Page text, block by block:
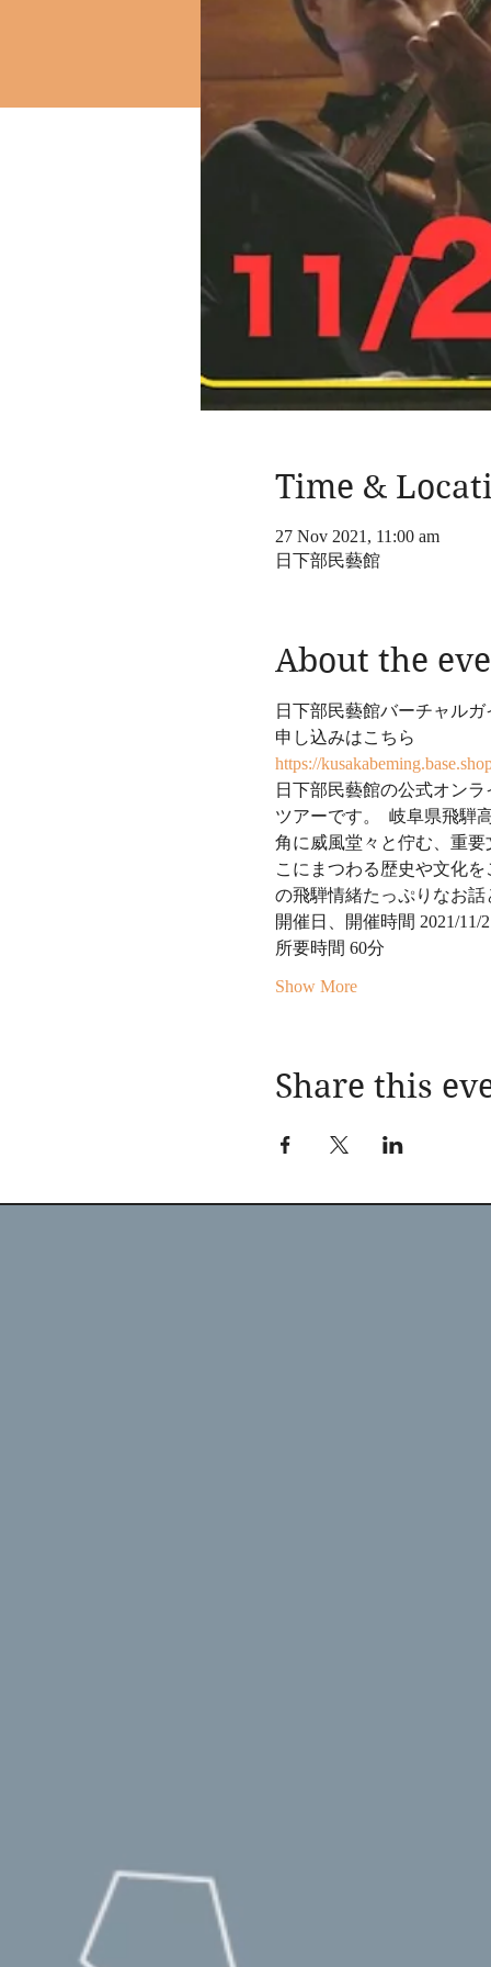
Time &
27 Nov 2021, 11:00 am
日下部民藝館
About the
日下部民藝館バーチャル
申し込みはこちら
https://
日下部民藝館の公式オン
ツアーです。  岐阜県飛騨
角に威風堂々と佇む、重
こにまつわる歴史や文化
の飛騨情緒たっぷりなお
開催日、開催時間 2021/11/
所要時間 60分
Show More
Share this